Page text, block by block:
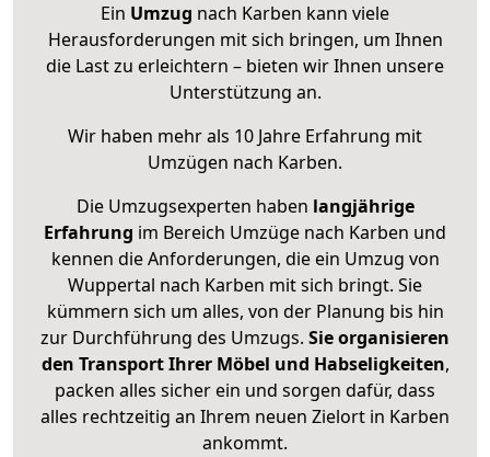
Ein Umzug nach Karben kann viele
Herausforderungen mit sich bringen, um Ihnen
die Last zu erleichtern – bieten wir Ihnen unsere
Unterstützung an.
Wir haben mehr als 10 Jahre Erfahrung mit
Umzügen nach Karben.
Die Umzugsexperten haben langjährige
Erfahrung im Bereich Umzüge nach Karben und
kennen die Anforderungen, die ein Umzug von
Wuppertal nach Karben mit sich bringt. Sie
kümmern sich um alles, von der Planung bis hin
zur Durchführung des Umzugs. Sie organisieren
den Transport Ihrer Möbel und Habseligkeiten,
packen alles sicher ein und sorgen dafür, dass
alles rechtzeitig an Ihrem neuen Zielort in Karben
ankommt.